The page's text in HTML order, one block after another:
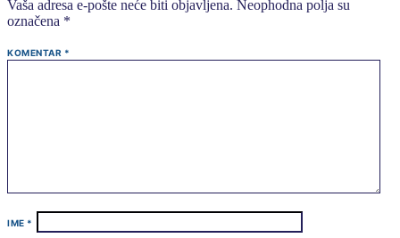
Vaša adresa e-pošte neće biti objavljena. Neophodna polja su
označena *
KOMENTAR *
IME *